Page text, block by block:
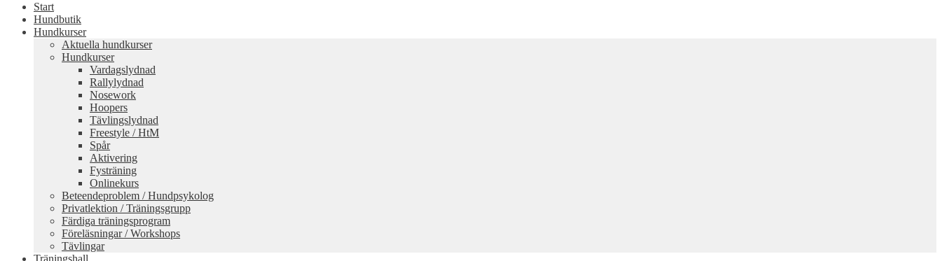
Start
Hundbutik
Hundkurser
Aktuella hundkurser
Hundkurser
Vardagslydnad
Rallylydnad
Nosework
Hoopers
Tävlingslydnad
Freestyle / HtM
Spår
Aktivering
Fysträning
Onlinekurs
Beteendeproblem / Hundpsykolog
Privatlektion / Träningsgrupp
Färdiga träningsprogram
Föreläsningar / Workshops
Tävlingar
Träningshall